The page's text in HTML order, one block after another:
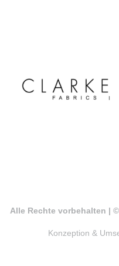
Alle Rechte vorbehalten |
Konzeption &